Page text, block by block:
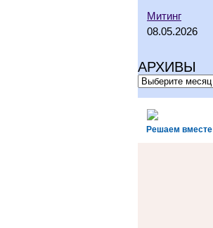
Митинг
08.05.2026
АРХИВЫ
Решаем вместе